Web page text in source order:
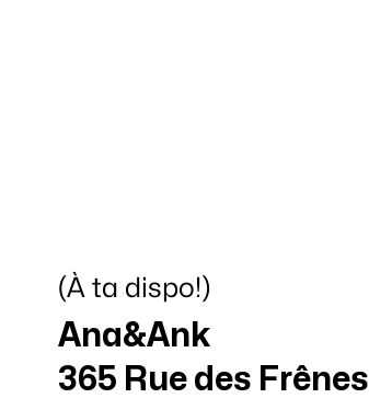
(À ta dispo!)
Ana&Ank
365 Rue des Frênes